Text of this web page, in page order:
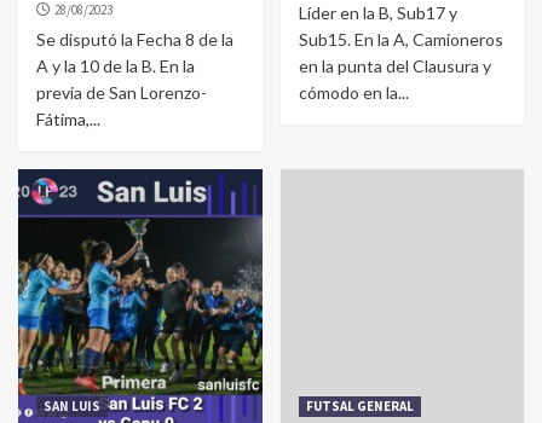
28/08/2023
Se disputó la Fecha 8 de la
A y la 10 de la B. En la
previa de San Lorenzo-
Fátima,...
Líder en la B, Sub17 y
Sub15. En la A, Camioneros
en la punta del Clausura y
cómodo en la...
SAN LUIS FUTSAL GENERAL